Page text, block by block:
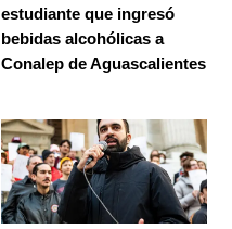
estudiante que ingresó
bebidas alcohólicas a
Conalep de Aguascalientes